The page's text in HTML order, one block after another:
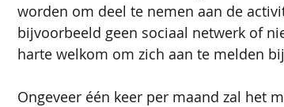
worden om deel te nemen aan de
bijvoorbeeld geen sociaal netwerk of
harte welkom om zich aan te melden
Ongeveer één keer per maand zal het